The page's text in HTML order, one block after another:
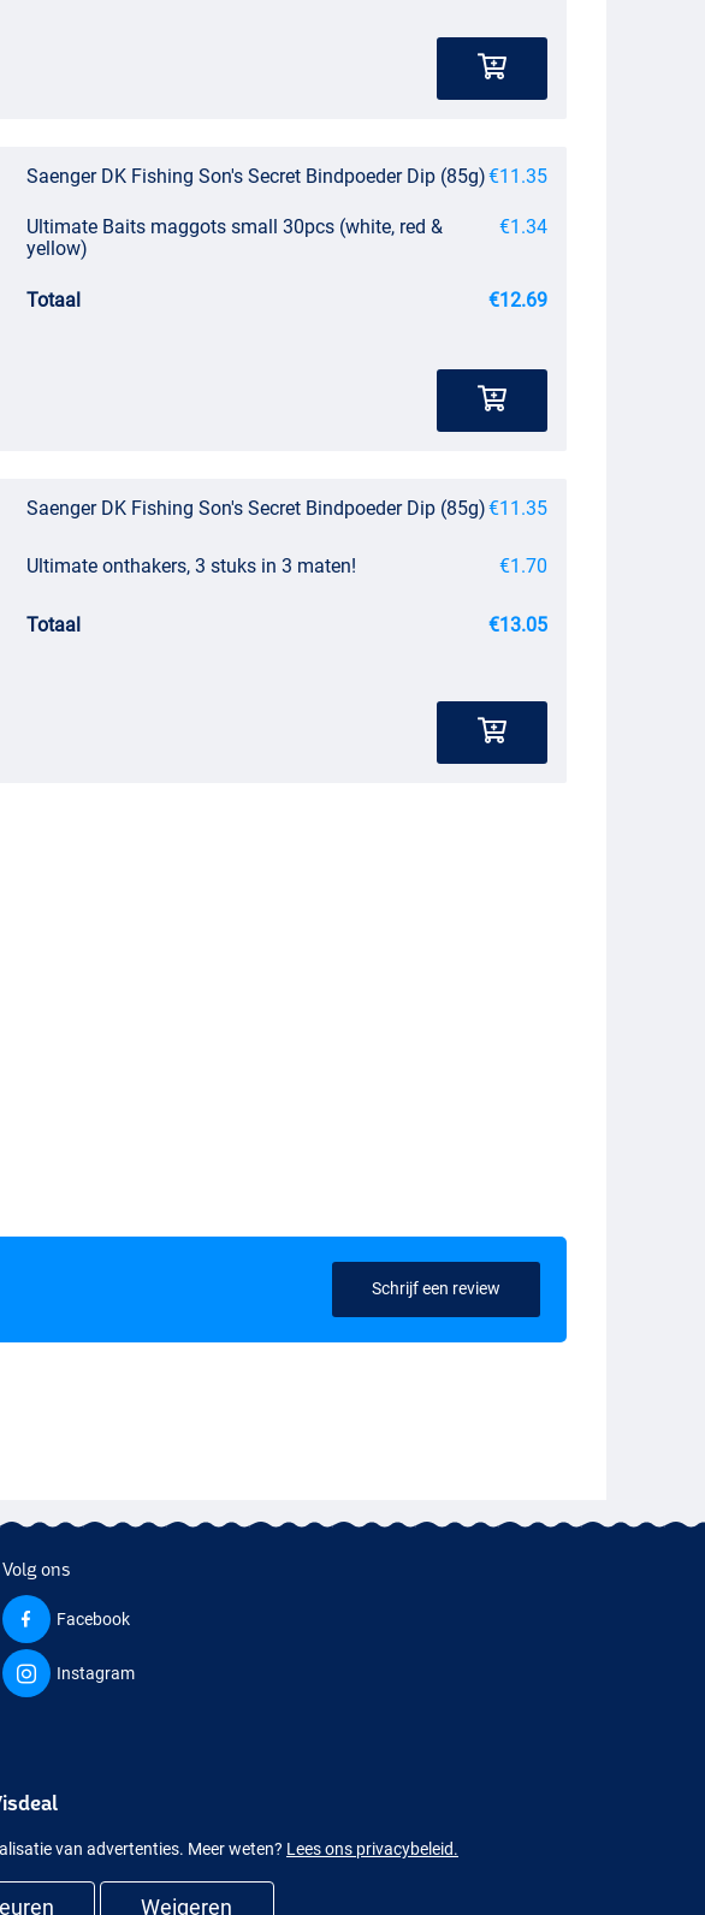
Saenger DK Fishing Son's Secret Bindpoeder Dip (85g)€11.35
Ultimate Baits maggots small 30pcs (white, red &
yellow)
€1.34
Totaal €12.69
Saenger DK Fishing Son's Secret Bindpoeder Dip (85g)€11.35
Ultimate onthakers, 3 stuks in 3 maten! €1.70
Totaal €13.05
Schrijf een review
Volg ons
Facebook
Instagram
van advertenties. Meer weten? Lees ons privacybeleid.
Weigeren